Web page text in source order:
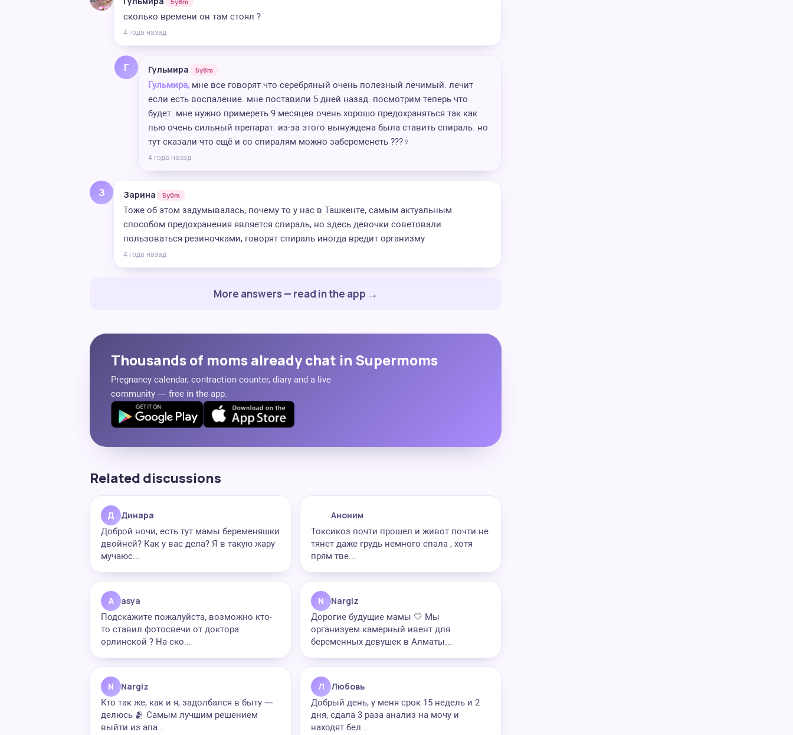
сколько времени он там стоял ?
4 года назад
Г Гульмира 5y8m
Гульмира, мне все говорят что серебряный очень полезный лечимый. лечит
если есть воспаление. мне поставили 5 дней назад. посмотрим теперь что
будет. мне нужно примереть 9 месяцев очень хорошо предохраняться так как
пью очень сильный препарат. из-за этого вынуждена была ставить спираль. но
тут сказали что ещё и со спиралям можно забеременеть ???‍♀️
4 года назад
З Зарина 5y0m
Тоже об этом задумывалась, почему то у нас в Ташкенте, самым актуальным
способом предохранения является спираль, но здесь девочки советовали
пользоваться резиночками, говорят спираль иногда вредит организму
4 года назад
More answers — read in the app →
Thousands of moms already chat in Supermoms
Pregnancy calendar, contraction counter, diary and a live
community — free in the app.
Related discussions
Д Динара
Доброй ночи, есть тут мамы беременяшки
двойней? Как у вас дела? Я в такую жару
мучаюс...
Аноним
Токсикоз почти прошел и живот почти не
тянет даже грудь немного спала , хотя
прям тве...
A asya
Подскажите пожалуйста, возможно кто-
то ставил фотосвечи от доктора
орлинской ? На ско...
N Nargiz
Дорогие будущие мамы 🤍 Мы
организуем камерный ивент для
беременных девушек в Алматы...
N Nargiz
Кто так же, как и я, задолбался в быту —
делюсь 🫂 Самым лучшим решением
выйти из апа...
Л Любовь
Добрый день, у меня срок 15 недель и 2
дня, сдала 3 раза анализ на мочу и
находят бел...